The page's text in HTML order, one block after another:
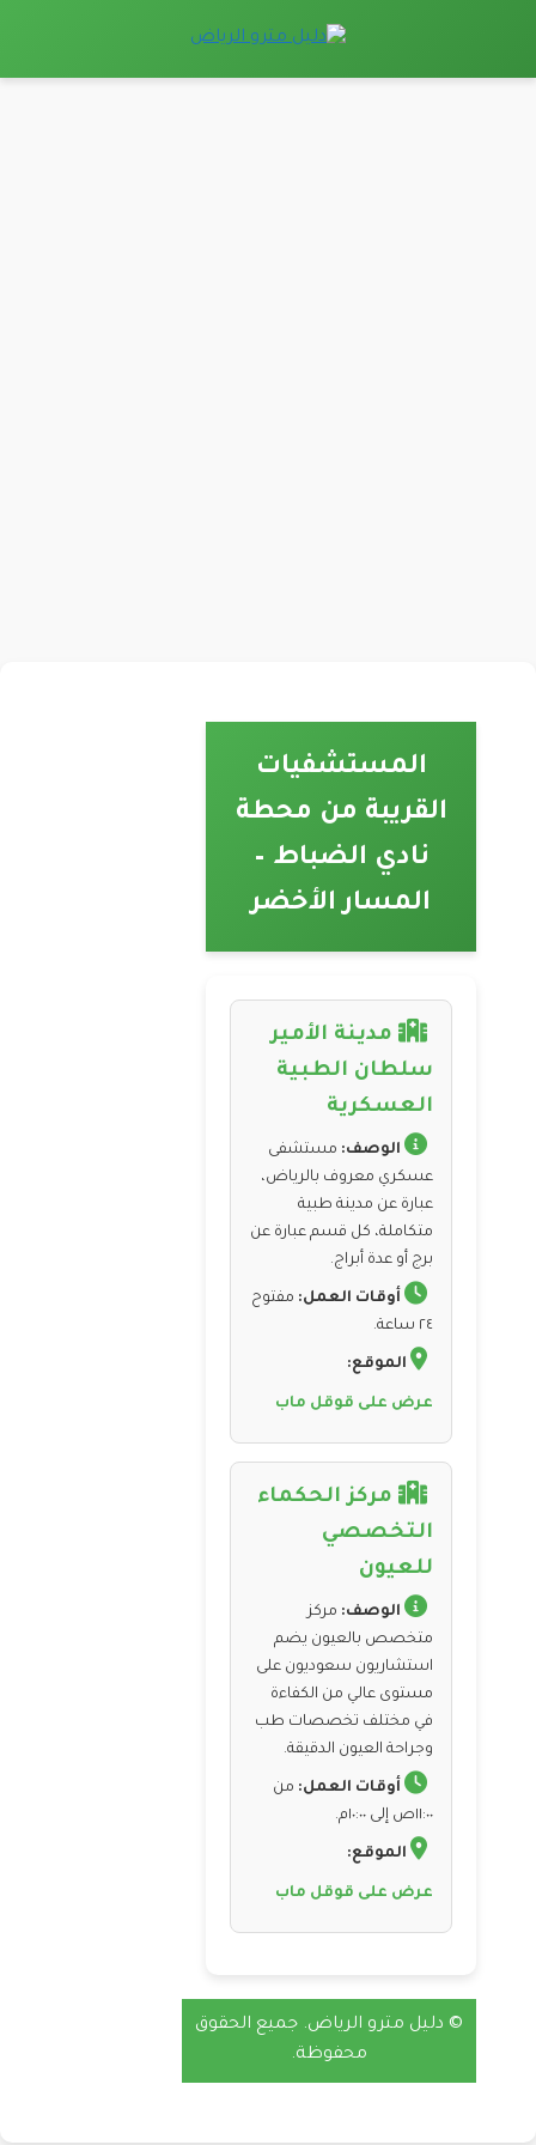
المستشفيات
القريبة من محطة
نادي الضباط –
المسار الأخضر
مدينة الأمير
سلطان الطبية
العسكرية
الوصف: مستشفى
عسكري معروف بالرياض،
عبارة عن مدينة طبية
متكاملة، كل قسم عبارة عن
برج أو عدة أبراج.
أوقات العمل: مفتوح
٢٤ ساعة.
الموقع:
عرض على قوقل ماب
مركز الحكماء
التخصصي
للعيون
الوصف: مركز
متخصص بالعيون يضم
استشاريون سعوديون على
مستوى عالي من الكفاءة
في مختلف تخصصات طب
وجراحة العيون الدقيقة.
أوقات العمل: من
١١:٠٠ص إلى ١٠:٠٠م.
الموقع:
عرض على قوقل ماب
© دليل مترو الرياض. جميع الحقوق
محفوظة.